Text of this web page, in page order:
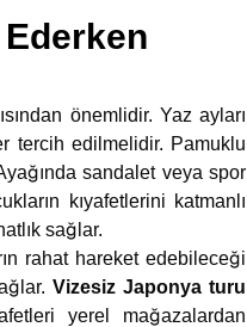
önemlidir. Yaz ayları
tercih edilmelidir. Pamuklu
sandalet veya spor
kıyafetlerini katmanlı
sağlar.
rahat hareket edebileceği
Vizesiz Japonya turu
yerel mağazalardan